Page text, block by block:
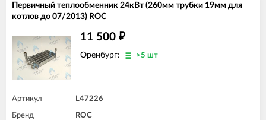
Первичный теплообменник 24кВт (260мм трубки 19мм для
котлов до 07/2013) ROC
11 500 ₽
Оренбург: >5 шт
Артикул L47226
Бренд ROC